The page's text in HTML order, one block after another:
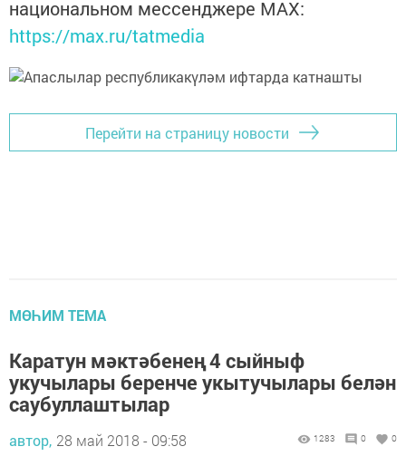
национальном мессенджере MАХ:
https://max.ru/tatmedia
Перейти на страницу новости
МӨҺИМ ТЕМА
Каратун мәктәбенең 4 сыйныф
укучылары беренче укытучылары белән
саубуллаштылар
автор, 28 май 2018 - 09:58 1283 0 0